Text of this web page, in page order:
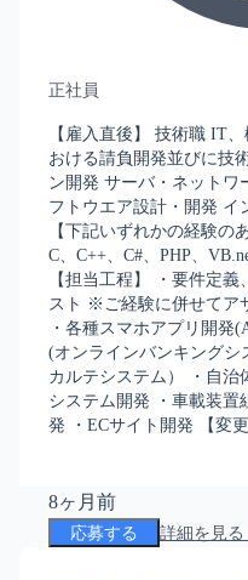
正社員
【雇入直後】 技術職 IT
おける請負開発並びに技
ン開発 サーバ・ネットワ
フトウエア設計・開発 イ
【下記いずれかの経験の
C、C++、C#、PHP、
【担当工程】 ・要件定
スト ※ご経験に併せてア
・各種スマホアプリ開発
(オンラインバンキングシ
カルテシステム） ・自治
システム開発 ・車載装置
発 ・ECサイト開発 【変
8ヶ月前
応募する 詳細を見